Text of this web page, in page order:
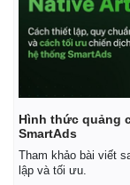
Kinh tế
Bất động sản
Hình thức quảng
SmartAds
Tham khảo bài viết
lập và tối ưu.